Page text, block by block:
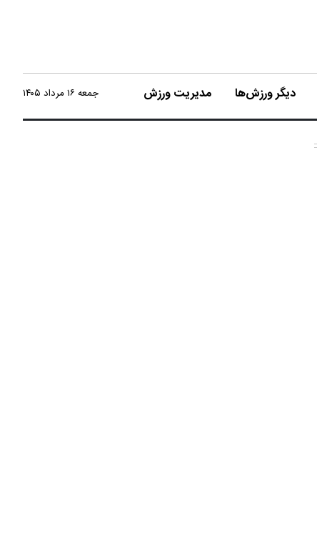
دیگر ورزش‌ها مدیریت ورزش جمعه ۱۶ مرداد ۱۴۰۵